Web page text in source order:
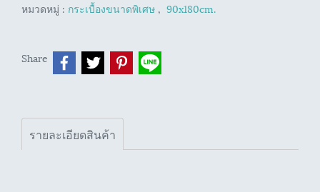
หมวดหมู่ : กระเบื้องขนาดพิเศษ , 90x180cm.
Share
รายละเอียดสินค้า